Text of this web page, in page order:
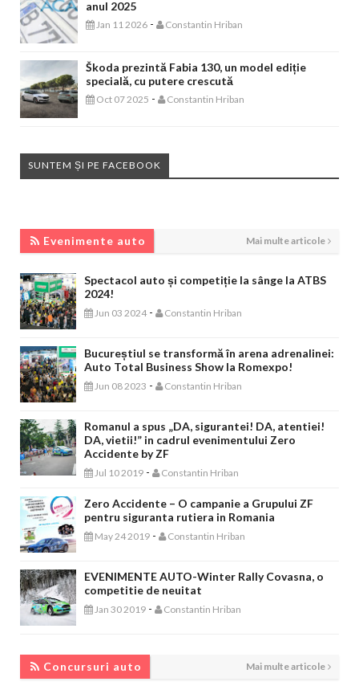
anul 2025
Jan 11 2026 - Constantin Hriban
Škoda prezintă Fabia 130, un model ediție
specială, cu putere crescută
Oct 07 2025 - Constantin Hriban
SUNTEM ȘI PE FACEBOOK
Evenimente auto Mai multe articole
Spectacol auto și competiție la sânge la ATBS
2024!
Jun 03 2024 - Constantin Hriban
Bucureștiul se transformă în arena adrenalinei:
Auto Total Business Show la Romexpo!
Jun 08 2023 - Constantin Hriban
Romanul a spus „DA, sigurantei! DA, atentiei!
DA, vietii!” in cadrul evenimentului Zero
Accidente by ZF
Jul 10 2019 - Constantin Hriban
Zero Accidente – O campanie a Grupului ZF
pentru siguranta rutiera in Romania
May 24 2019 - Constantin Hriban
EVENIMENTE AUTO-Winter Rally Covasna, o
competitie de neuitat
Jan 30 2019 - Constantin Hriban
Concursuri auto Mai multe articole